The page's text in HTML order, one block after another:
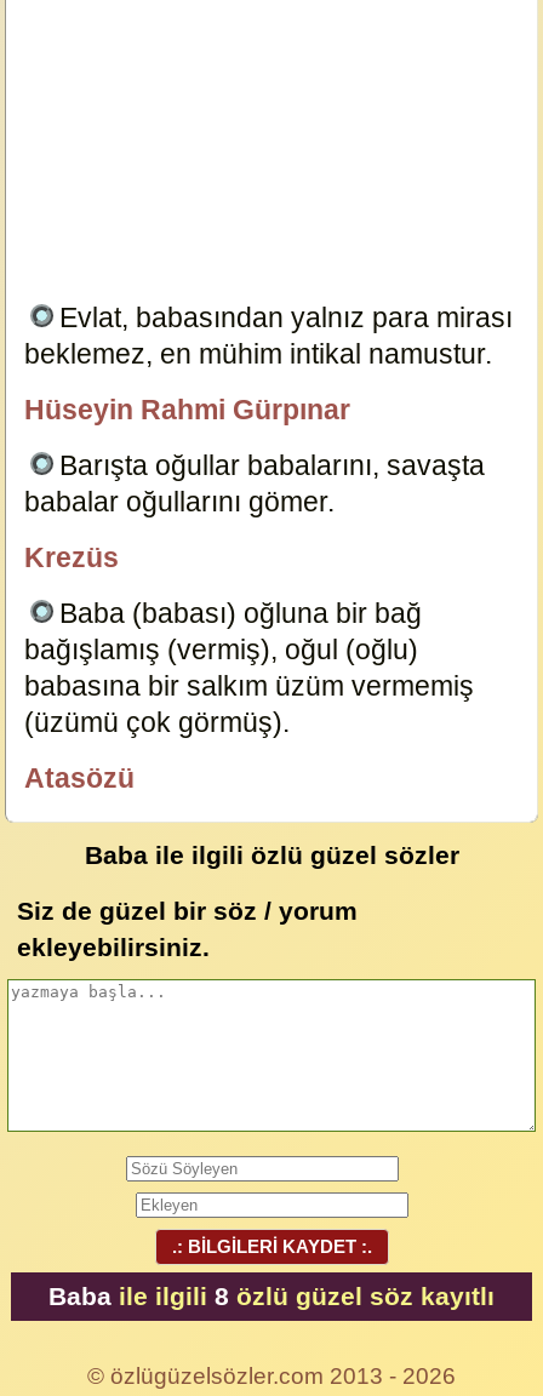
Evlat, babasından yalnız para mirası
beklemez, en mühim intikal namustur.
Hüseyin Rahmi Gürpınar
Barışta oğullar babalarını, savaşta
babalar oğullarını gömer.
Krezüs
Baba (babası) oğluna bir bağ
bağışlamış (vermiş), oğul (oğlu)
babasına bir salkım üzüm vermemiş
(üzümü çok görmüş).
Atasözü
Baba ile ilgili özlü güzel sözler
Siz de güzel bir söz / yorum
ekleyebilirsiniz.
.: BİLGİLERİ KAYDET :.
Baba ile ilgili 8 özlü güzel söz kayıtlı
© özlügüzelsözler.com 2013 - 2026